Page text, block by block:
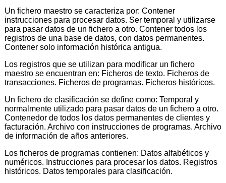
Un fichero maestro se caracteriza por: Contener
instrucciones para procesar datos. Ser temporal y utilizarse
para pasar datos de un fichero a otro. Contener todos los
registros de una base de datos, con datos permanentes.
Contener solo información histórica antigua.
Los registros que se utilizan para modificar un fichero
maestro se encuentran en: Ficheros de texto. Ficheros de
transacciones. Ficheros de programas. Ficheros históricos.
Un fichero de clasificación se define como: Temporal y
normalmente utilizado para pasar datos de un fichero a otro.
Contenedor de todos los datos permanentes de clientes y
facturación. Archivo con instrucciones de programas. Archivo
de información de años anteriores.
Los ficheros de programas contienen: Datos alfabéticos y
numéricos. Instrucciones para procesar los datos. Registros
históricos. Datos temporales para clasificación.